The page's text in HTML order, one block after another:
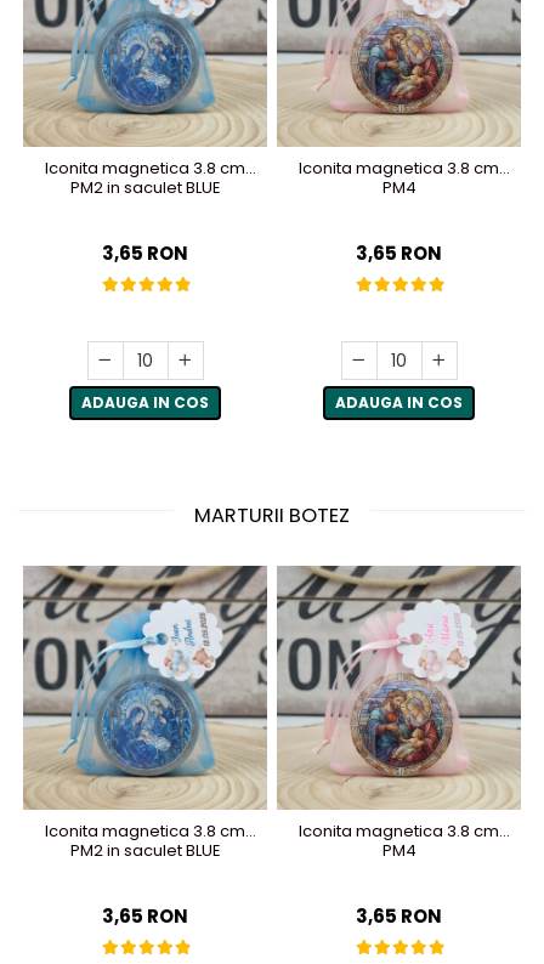
Iconita magnetica 3.8 cm
PM2 in saculet BLUE
3,65 RON
ADAUGA IN COS
Iconita magnetica 3.8 cm
PM4
3,65 RON
ADAUGA IN COS
MARTURII BOTEZ
Iconita magnetica 3.8 cm
PM2 in saculet BLUE
3,65 RON
Iconita magnetica 3.8 cm
PM4
3,65 RON